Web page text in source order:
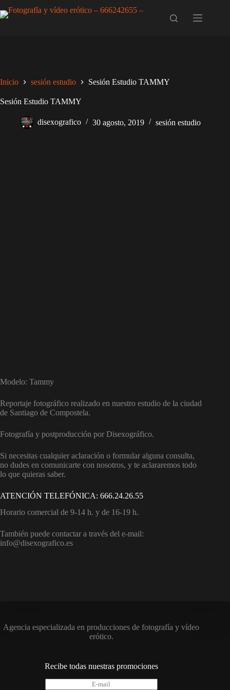
al
Inicio sesión estudio Sesión Estudio TAMMY
Sesión Estudio TAMMY
disexografico 30 agosto, 2019 sesión estudio
Modelo: Tammy
Reportaje fotográfico realizado en nuestro estudio de la ciudad
de Santiago de Compostela.
Fotografía y postproducción por Disexográfico.
Si necesitas cualquier aclaración o formular alguna consulta,
no dudes en comunicarte con nosotros, y te aclararemos todo
lo que quieras saber.
ATENCIÓN TELEFÓNICA: 666.24.26.55
Horario comercial de 9-14 h. y de 16-19 h.
También puede contactar a través del e-mail:
info@disexografico.es
Agencia especializada en producciones de fotografía y vídeo
erótico.
Recibe todas nuestras promociones